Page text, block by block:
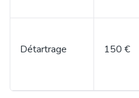
Détartrage 150 €